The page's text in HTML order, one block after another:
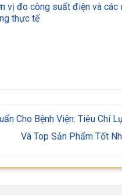
vị đo công suất điện và các
thực tế
Cho Bệnh Viện: Tiêu Chí
Và Top Sản Phẩm Tốt